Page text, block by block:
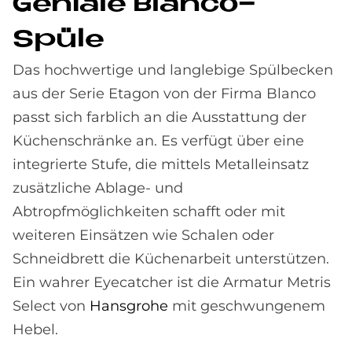
Spüle
Das hochwertige und langlebige Spülbecken
aus der Serie Etagon von der Firma Blanco
passt sich farblich an die Ausstattung der
Küchenschränke an. Es verfügt über eine
integrierte Stufe, die mittels Metalleinsatz
zusätzliche Ablage- und
Abtropfmöglichkeiten schafft oder mit
weiteren Einsätzen wie Schalen oder
Schneidbrett die Küchenarbeit unterstützen.
Ein wahrer Eyecatcher ist die Armatur Metris
Select von Hansgrohe mit geschwungenem
Hebel.